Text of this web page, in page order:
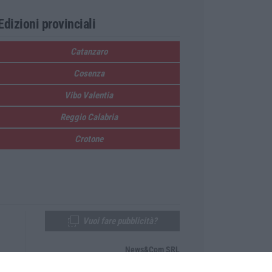
provinciali
Catanzaro
Cosenza
Vibo Valentia
Reggio Calabria
Crotone
News&Com SRL